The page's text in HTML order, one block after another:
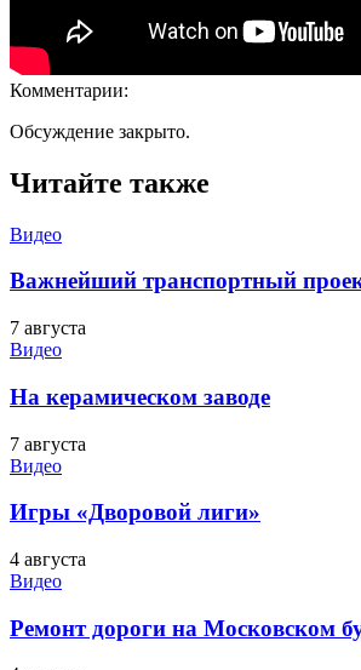
Комментарии:
Обсуждение закрыто.
Читайте также
Видео
Важнейший транспортный
7 августа
Видео
На керамическом заводе
7 августа
Видео
Игры «Дворовой лиги»
4 августа
Видео
Ремонт дороги на Московском